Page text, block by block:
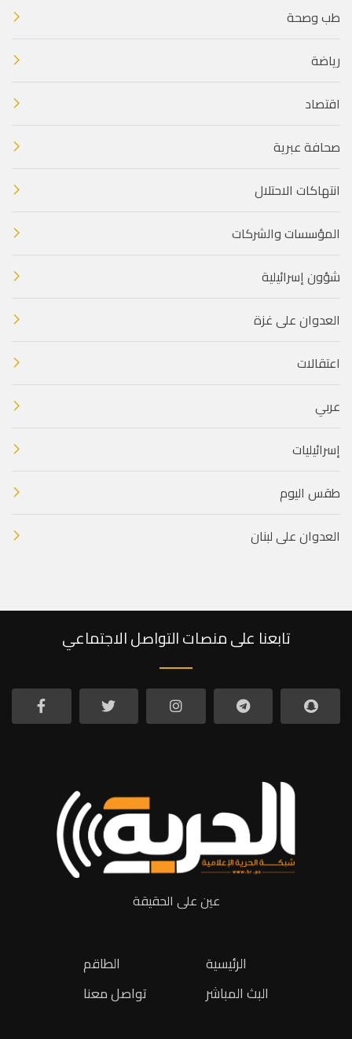
طب وصحة
رياضة
اقتصاد
صحافة عبرية
انتهاكات الاحتلال
المؤسسات والشركات
شؤون إسرائيلية
العدوان على غزة
اعتقالات
عربي
إسرائيليات
طقس اليوم
العدوان على لبنان
تابعنا على منصات التواصل الاجتماعي
عين على الحقيقة
الطاقم
تواصل معنا
الرئيسية
البث المباشر